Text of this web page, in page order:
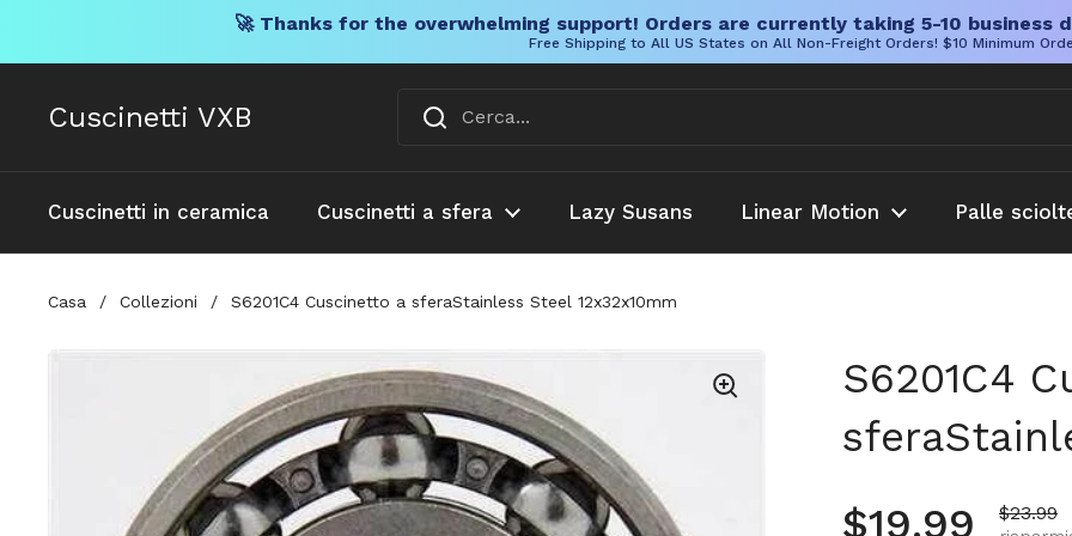
🚀 Thanks for the overwhelming support! Orders are currently taking 5-10 business
Free Shipping to All US States on All Non-Freight Orders! $10 Minimum
Cuscinetti VXB
Cuscinetti in ceramica Cuscinetti a sfera Lazy Susans Linear Motion Palle
Casa / Collezioni / S6201C4 Cuscinetto a sferaStainless Steel 12x32x10mm
S6201C4
Prezzo
$19.99 Prezzo
$23.99